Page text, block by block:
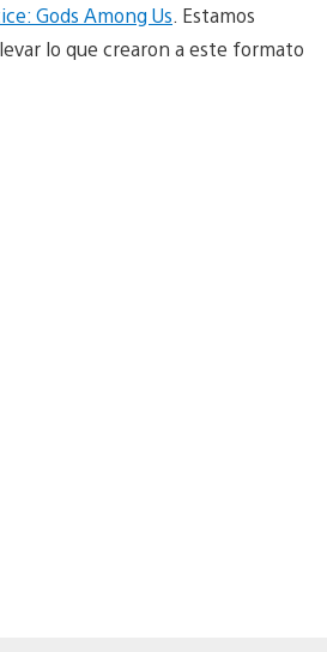
Gods Among Us . Estamos
lo que crearon a este formato